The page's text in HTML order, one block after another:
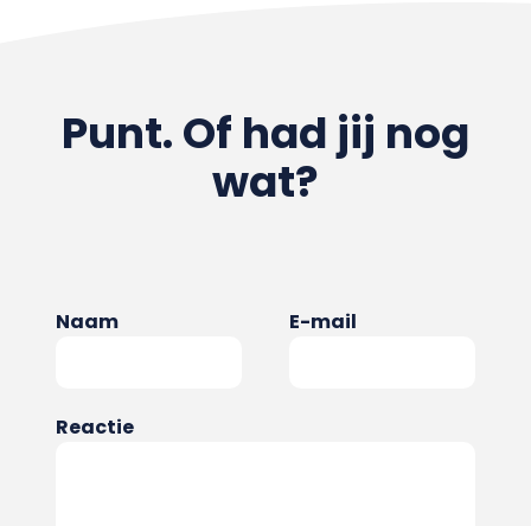
Punt. Of had jij nog
wat?
Naam E-mail
Reactie